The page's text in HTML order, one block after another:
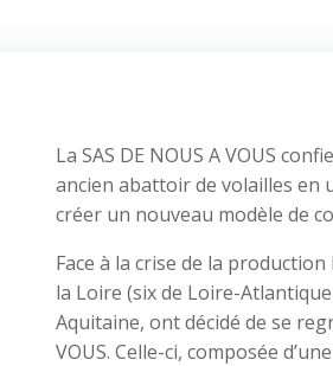
La SAS DE NOUS A VOUS
ancien abattoir de volailles
créer un nouveau modèle de
Face à la crise de la
la Loire (six de Loire-
Aquitaine, ont décidé de se
VOUS. Celle-ci, composée